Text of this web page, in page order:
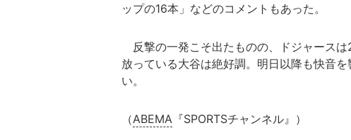
ップの16本」などのコメントもあった。
反撃の一発こそ出たものの、ドジャース
放っている大谷は絶好調。明日以降も快音
い。
（ABEMA 『SPORTSチャンネル』）